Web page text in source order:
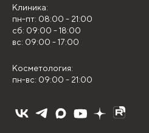
Клиника:
пн-пт: 08:00 - 21:00
сб: 09:00 - 18:00
вс: 09:00 - 17:00
Косметология:
пн-вс: 09:00 - 21:00